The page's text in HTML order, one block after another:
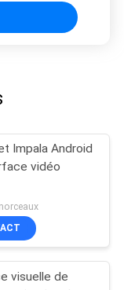
Impala Android
vidéo
visuelle de